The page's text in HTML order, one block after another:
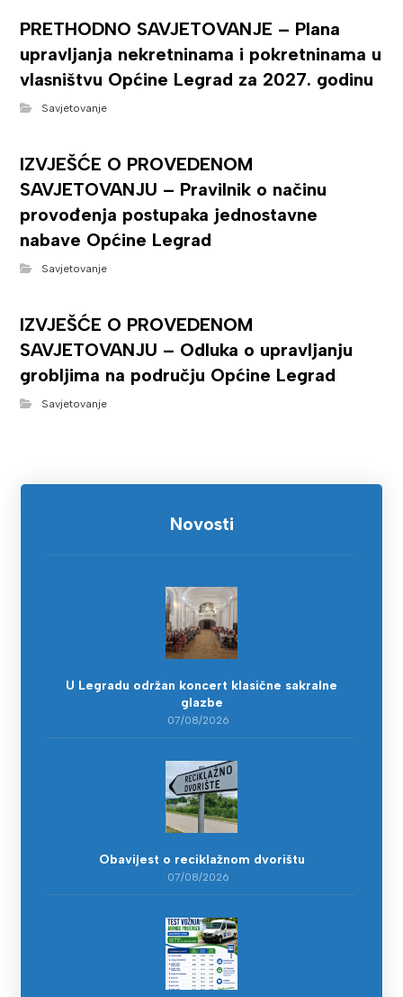
PRETHODNO SAVJETOVANJE – Plana
upravljanja nekretninama i pokretninama u
vlasništvu Općine Legrad za 2027. godinu
Savjetovanje
IZVJEŠĆE O PROVEDENOM
SAVJETOVANJU – Pravilnik o načinu
provođenja postupaka jednostavne
nabave Općine Legrad
Savjetovanje
IZVJEŠĆE O PROVEDENOM
SAVJETOVANJU – Odluka o upravljanju
grobljima na području Općine Legrad
Savjetovanje
Novosti
U Legradu održan koncert klasične sakralne
glazbe
07/08/2026
Obavijest o reciklažnom dvorištu
07/08/2026